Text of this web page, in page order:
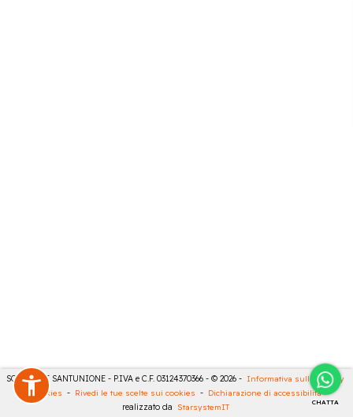
CHATTA
SONCINI E SANTUNIONE - P.IVA e C.F. 03124370366 - © 2026 - Informativa sulla privacy
Cookies - Rivedi le tue scelte sui cookies - Dichiarazione di accessibilità -
realizzato da StarsystemIT